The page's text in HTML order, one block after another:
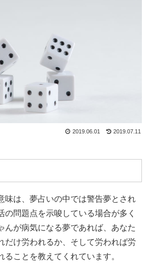
2019.07.11
2019.06.01
味は、夢占いの中では警告夢とされ
の問題点を示唆している場合が多く
んが病気になる夢であれば、あなた
だけ労われるか、そして労われば労
ることを教えてくれています。